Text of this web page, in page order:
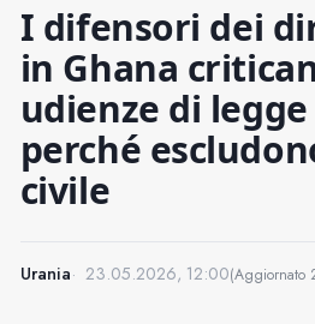
I difensori dei
in Ghana
udienze di legge
perché
civile
Urania 23.05.2026, 12:00(Aggiornato